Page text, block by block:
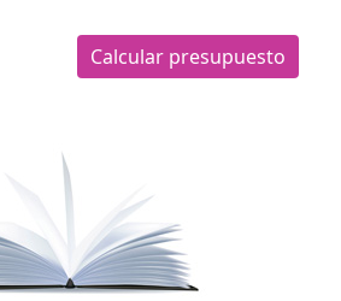
Calcular presupuesto